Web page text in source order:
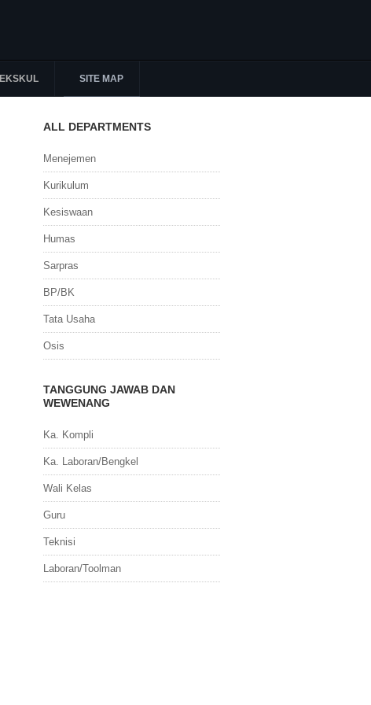
EKSKUL SITE MAP
ALL DEPARTMENTS
Menejemen
Kurikulum
Kesiswaan
Humas
Sarpras
BP/BK
Tata Usaha
Osis
TANGGUNG JAWAB DAN
WEWENANG
Ka. Kompli
Ka. Laboran/Bengkel
Wali Kelas
Guru
Teknisi
Laboran/Toolman